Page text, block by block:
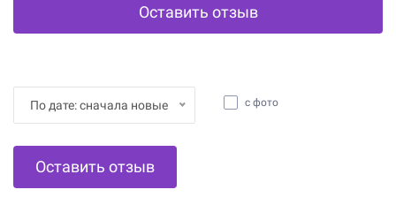
Оставить отзыв
По дате: сначала новые с фото
Оставить отзыв